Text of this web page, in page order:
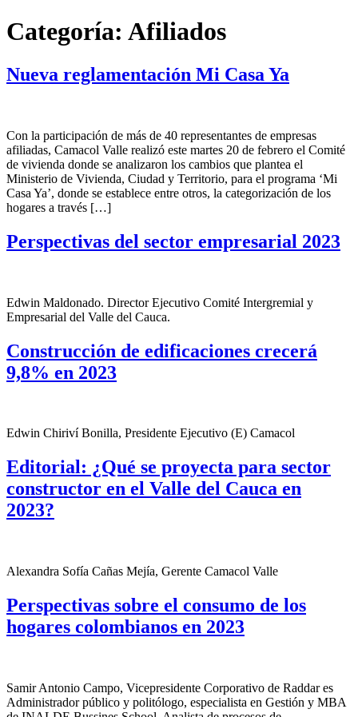
Categoría: Afiliados
Nueva reglamentación Mi Casa Ya
Con la participación de más de 40 representantes de empresas
afiliadas, Camacol Valle realizó este martes 20 de febrero el Comité
de vivienda donde se analizaron los cambios que plantea el
Ministerio de Vivienda, Ciudad y Territorio, para el programa ‘Mi
Casa Ya’, donde se establece entre otros, la categorización de los
hogares a través […]
Perspectivas del sector empresarial 2023
Edwin Maldonado. Director Ejecutivo Comité Intergremial y
Empresarial del Valle del Cauca.
Construcción de edificaciones crecerá
9,8% en 2023
Edwin Chiriví Bonilla, Presidente Ejecutivo (E) Camacol
Editorial: ¿Qué se proyecta para sector
constructor en el Valle del Cauca en
2023?
Alexandra Sofía Cañas Mejía, Gerente Camacol Valle
Perspectivas sobre el consumo de los
hogares colombianos en 2023
Samir Antonio Campo, Vicepresidente Corporativo de Raddar es
Administrador público y politólogo, especialista en Gestión y MBA